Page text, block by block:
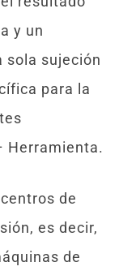
y un
sola sujeción
para la
Herramienta.
de
es decir,
de